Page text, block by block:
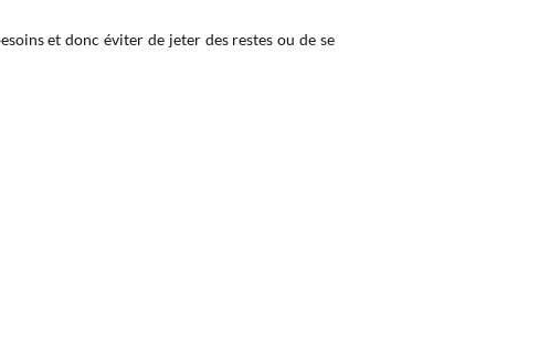
et donc éviter de jeter des restes ou de se